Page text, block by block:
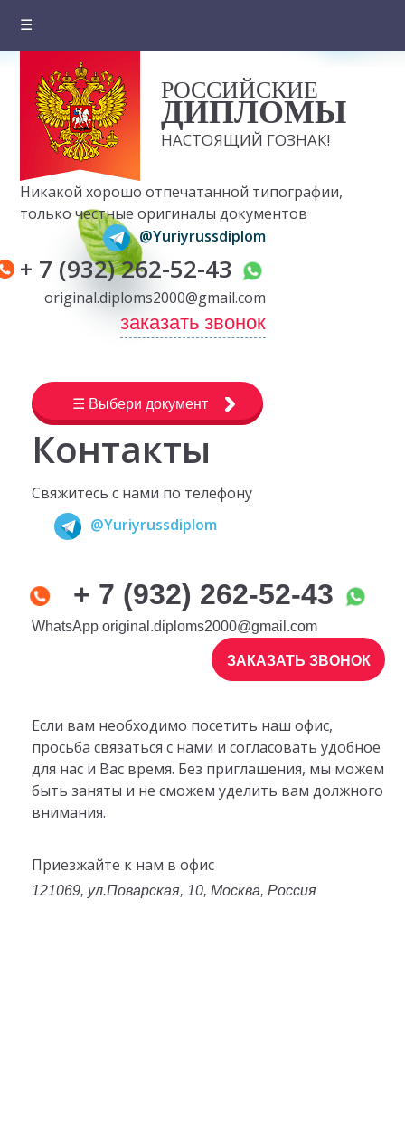
☰
О компании
Цены на документы
Вопросы и ответы
Отзывы клиентов
Оплата и доставка
Контакты
РОССИЙСКИЕ
ДИПЛОМЫ
НАСТОЯЩИЙ ГОЗНАК!
Никакой хорошо отпечатанной типографии,
только честные оригиналы документов
@Yuriyrussdiplom
+ 7 (932) 262-52-43
original.diploms2000@gmail.com
заказать звонок
☰ Выбери документ
Контакты
Свяжитесь с нами по телефону
@Yuriyrussdiplom
+ 7 (932) 262-52-43
WhatsApp original.diploms2000@gmail.com
ЗАКАЗАТЬ ЗВОНОК
Если вам необходимо посетить наш офис,
просьба связаться с нами и согласовать удобное
для нас и Вас время. Без приглашения, мы можем
быть заняты и не сможем уделить вам должного
внимания.
Приезжайте к нам в офис
121069, ул.Поварская, 10, Москва, Россия